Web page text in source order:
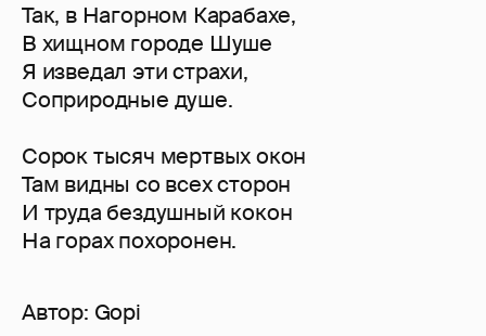
Так, в Нагорном Карабахе,
В хищном городе Шуше
Я изведал эти страхи,
Соприродные душе.
Сорок тысяч мертвых окон
Там видны со всех сторон
И труда бездушный кокон
На горах похоронен.
Автор: Gopi